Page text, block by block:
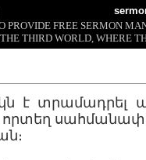
PROVIDE FREE SERMON
THIRD WORLD, WHERE
է տրամադրել
որտեղ